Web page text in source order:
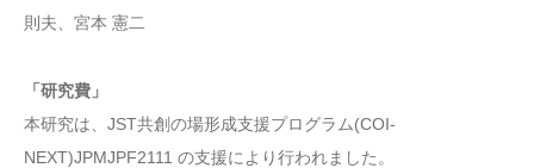
則夫、宮本 憲二
「研究費」
本研究は、JST共創の場形成支援プログラム(COI-
NEXT)JPMJPF2111 の支援により行われました。